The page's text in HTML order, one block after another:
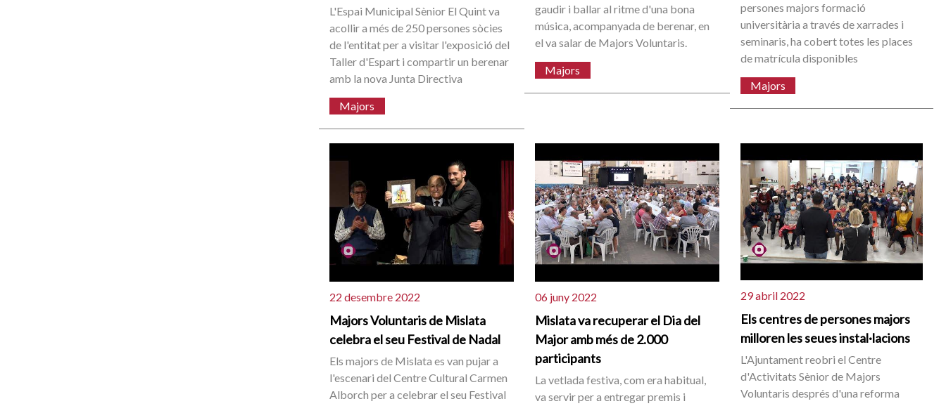
L'Espai Municipal Sènior El Quint va
acollir a més de 250 persones sòcies
de l'entitat per a visitar l'exposició del
Taller d'Espart i compartir un berenar
amb la nova Junta Directiva
Majors
gaudir i ballar al ritme d'una bona
música, acompanyada de berenar, en
el va salar de Majors Voluntaris.
Majors
persones majors formació
universitària a través de xarrades i
seminaris, ha cobert totes les places
de matrícula disponibles
Majors
22 desembre 2022
Majors Voluntaris de Mislata
celebra el seu Festival de Nadal
Els majors de Mislata es van pujar a
l'escenari del Centre Cultural Carmen
Alborch per a celebrar el seu Festival
06 juny 2022
Mislata va recuperar el Dia del
Major amb més de 2.000
participants
La vetlada festiva, com era habitual,
va servir per a entregar premis i
29 abril 2022
Els centres de persones majors
milloren les seues instal·lacions
L'Ajuntament reobri el Centre
d'Activitats Sènior de Majors
Voluntaris després d'una reforma